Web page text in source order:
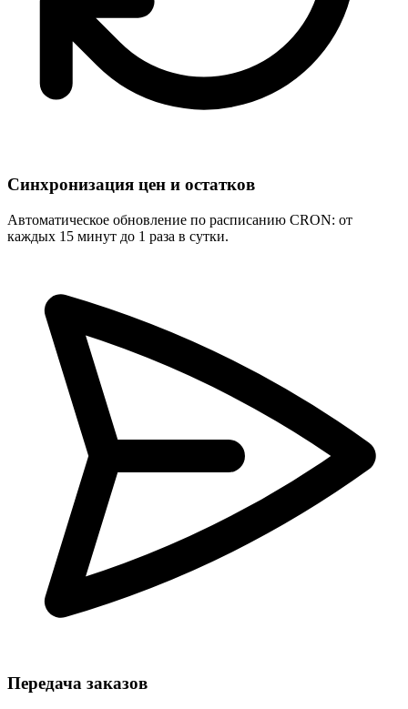
Синхронизация цен и остатков
Автоматическое обновление по расписанию CRON: от
каждых 15 минут до 1 раза в сутки.
Передача заказов